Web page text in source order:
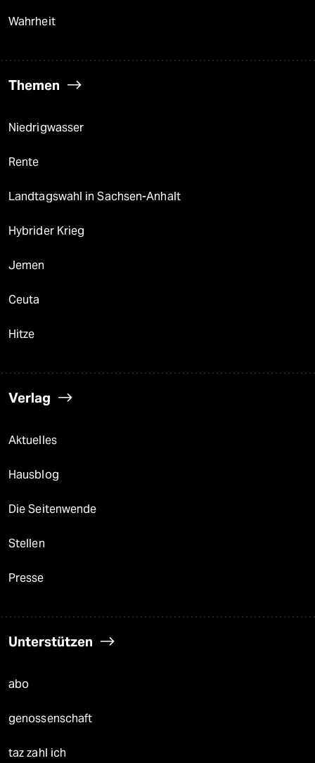
Wahrheit
Themen
Niedrigwasser
Rente
Landtagswahl in Sachsen-Anhalt
Hybrider Krieg
Jemen
Ceuta
Hitze
Verlag
Aktuelles
Hausblog
Die Seitenwende
Stellen
Presse
Unterstützen
abo
genossenschaft
taz zahl ich